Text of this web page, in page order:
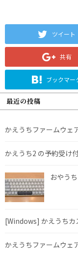
ツイート
共有
ブックマー
最近の投稿
かえうちファームウェ
かえうち2 の予約受け
おやう
[Windows] かえうちカ
かえうちファームウェ